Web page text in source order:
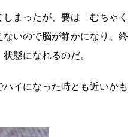
まったが、要は「むちゃく
いので脳が静かになり、終
態になれるのだ。
イになった時とも近いかも